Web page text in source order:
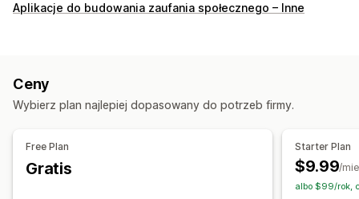
Aplikacje do budowania zaufania społecznego – Inne
Ceny
Wybierz plan najlepiej dopasowany do potrzeb firmy.
Free Plan
Gratis
Starter Plan
$9.99/
albo $99/rok,